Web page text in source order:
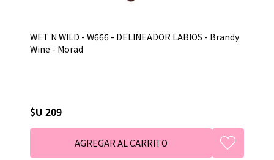
WET N WILD - W666 - DELINEADOR LABIOS - Brandy
Wine - Morad
$U 209